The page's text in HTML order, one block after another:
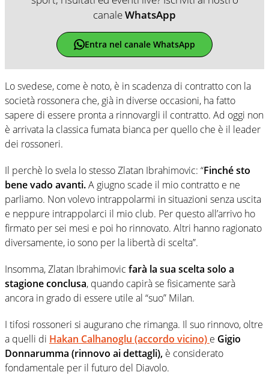
canaleWhatsApp
Entra nel canale WhatsApp
Lo svedese, come è noto, è in scadenza di contratto con la
società rossonera che, già in diverse occasioni, ha fatto
sapere di essere pronta a rinnovargli il contratto. Ad oggi non
è arrivata la classica fumata bianca per quello che è il leader
dei rossoneri.
Il perchè lo svela lo stesso Zlatan Ibrahimovic: “Finché sto
bene vado avanti.A giugno scade il mio contratto e ne
parliamo. Non volevo intrappolarmi in situazioni senza uscita
e neppure intrappolarci il mio club. Per questo all’arrivo ho
firmato per sei mesi e poi ho rinnovato. Altri hanno ragionato
diversamente, io sono per la libertà di scelta”.
Insomma, Zlatan Ibrahimovic farà la sua scelta solo a
stagione conclusa, quando capirà se fisicamente sarà
ancora in grado di essere utile al “suo” Milan.
I tifosi rossoneri si augurano che rimanga. Il suo rinnovo, oltre
a quelli di Hakan Calhanoglu (accordo vicino) e Gigio
Donnarumma (rinnovo ai dettagli), è considerato
fondamentale per il futuro del Diavolo.